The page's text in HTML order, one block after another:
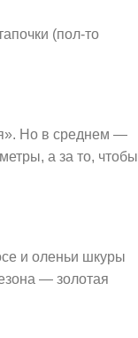
(пол-то
Но в среднем —
а за то, чтобы
и оленьи шкуры
— золотая